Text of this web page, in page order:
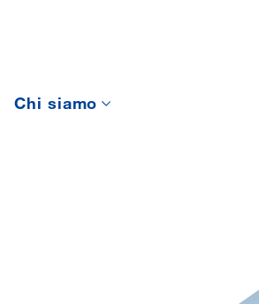
Chi siamo